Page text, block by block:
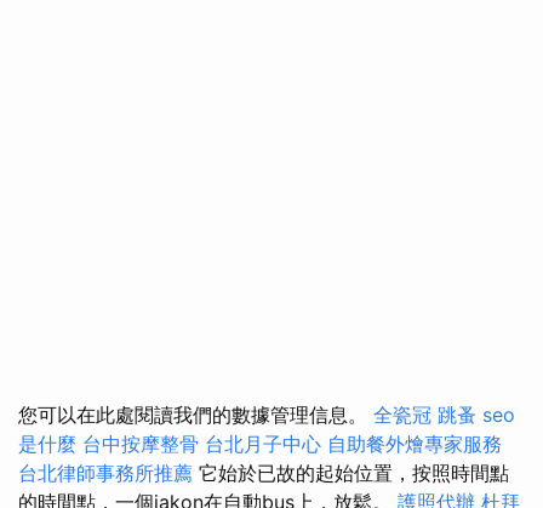
您可以在此處閱讀我們的數據管理信息。 全瓷冠 跳蚤 seo
是什麼 台中按摩整骨 台北月子中心 自助餐外燴專家服務
台北律師事務所推薦 它始於已故的起始位置，按照時間點
的時間點，一個jakon在自動bus上，放鬆。 護照代辦 杜拜